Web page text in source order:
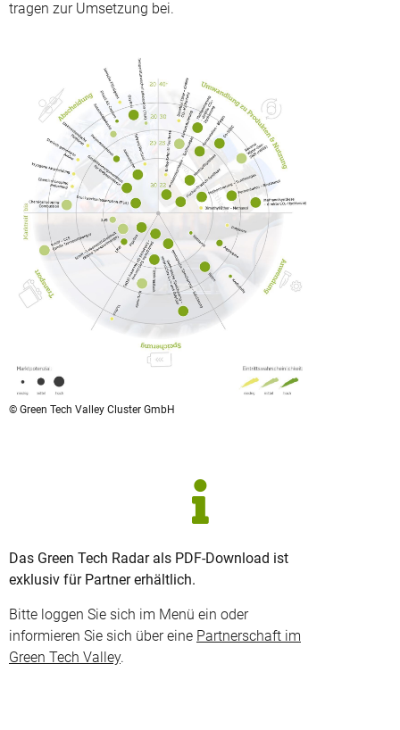
tragen zur Umsetzung bei.
© Green Tech Valley Cluster GmbH
Das Green Tech Radar als PDF-Download ist
exklusiv für Partner erhältlich.
Bitte loggen Sie sich im Menü ein oder
informieren Sie sich über eine Partnerschaft im
Green Tech Valley.